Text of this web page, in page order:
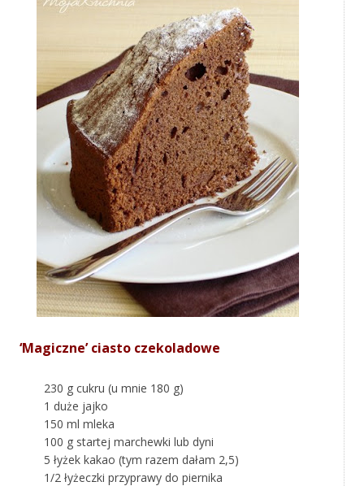
‘Magiczne’ ciasto czekoladowe
230 g cukru (u mnie 180 g)
1 duże jajko
150 ml mleka
100 g startej marchewki lub dyni
5 łyżek kakao (tym razem dałam 2,5)
1/2 łyżeczki przyprawy do piernika